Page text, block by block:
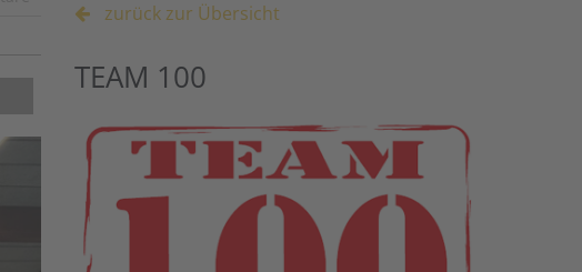
zurück zur Übersicht
TEAM 100